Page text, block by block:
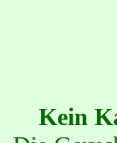
Kein